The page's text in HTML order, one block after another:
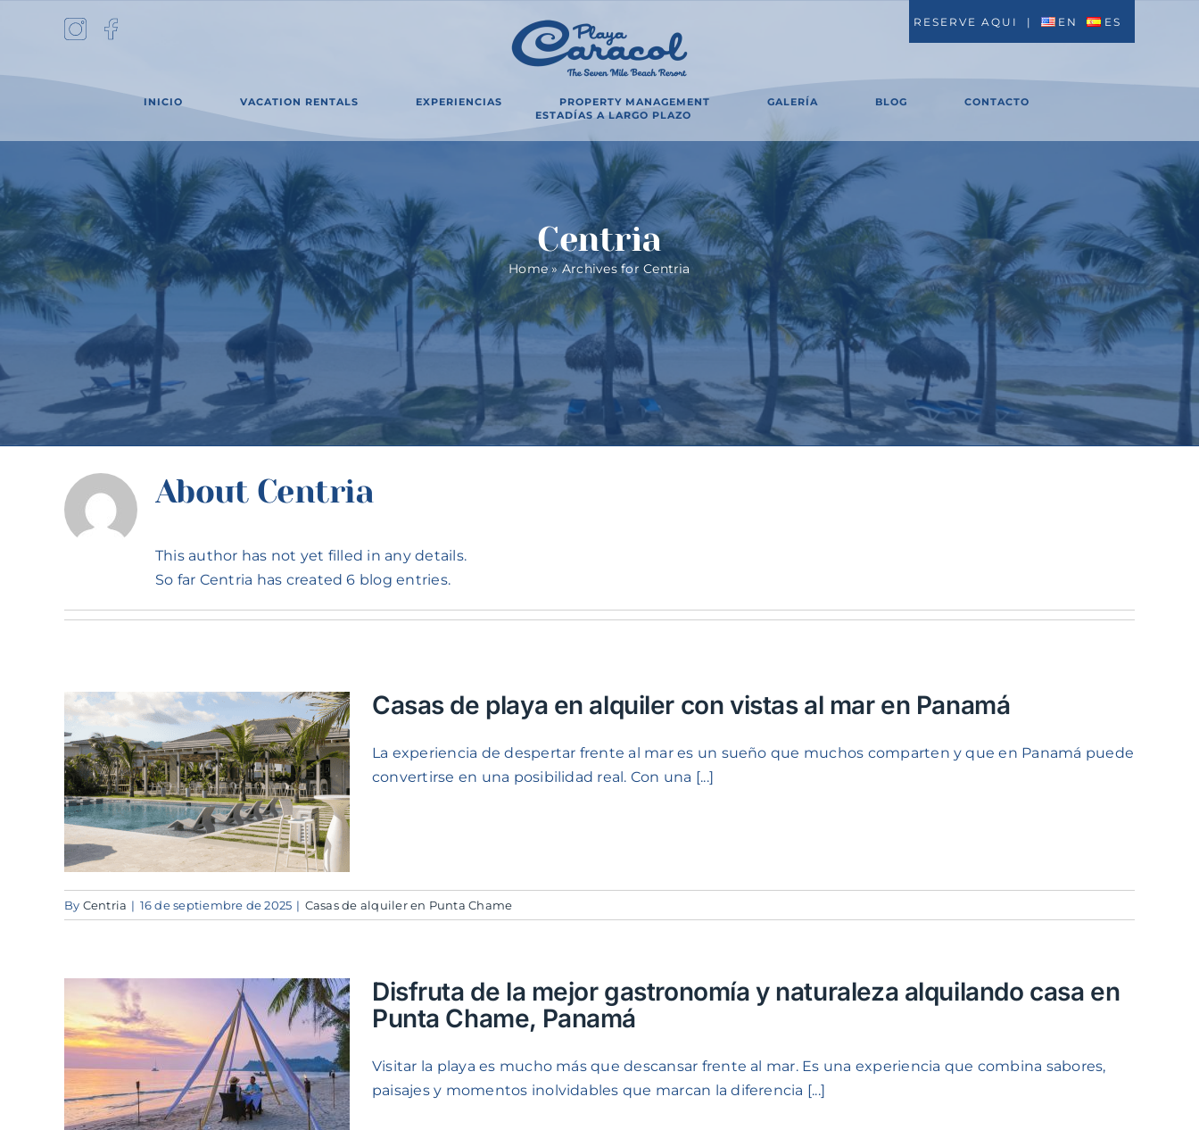
RESERVE AQUI | EN ES
INICIO VACATION RENTALS EXPERIENCIAS PROPERTY MANAGEMENT GALERÍA BLOG
CONTACTO
ESTADÍAS A LARGO PLAZO
Centria
Home»Archives for Centria
About Centria
This author has not yet filled in any details.
So far Centria has created 6 blog entries.
Casas de playa en alquiler con vistas al mar en Panamá
La experiencia de despertar frente al mar es un sueño que muchos comparten y que en Panamá puede
convertirse en una posibilidad real. Con una [...]
By Centria | 16 de septiembre de 2025 | Casas de alquiler en Punta Chame
Disfruta de la mejor gastronomía y naturaleza alquilando casa en
Punta Chame, Panamá
Visitar la playa es mucho más que descansar frente al mar. Es una experiencia que combina sabores,
paisajes y momentos inolvidables que marcan la diferencia [...]